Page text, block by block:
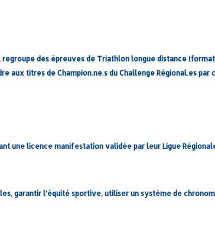
des épreuves de Triathlon longue distance
titres de Champion.ne.s du Challenge Régional.es par
une licence manifestation validée par leur Ligue
garantir l’équité sportive, utiliser un système de